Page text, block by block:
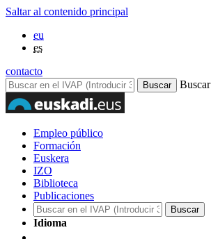
Saltar al contenido principal
eu
es
contacto
Buscar
Empleo público
Formación
Euskera
IZO
Biblioteca
Publicaciones
Idioma